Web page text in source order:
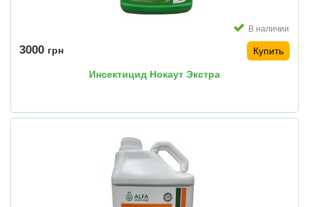
В наличии
3000 грн Купить
Инсектицид Нокаут Экстра